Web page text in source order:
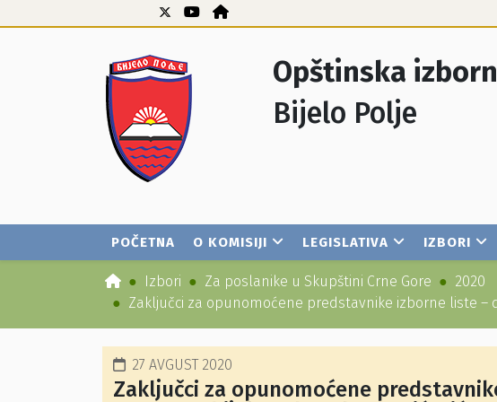
Opštinska
Bijelo Polje
POČETNA O KOMISIJI LEGISLATIVA IZBORI
Izbori Za poslanike u Skupštini Crne Gore
2020
Zaključci za opunomoćene predstavnike izborne liste –
27 AVGUST 2020
Zaključci za opunomoćene